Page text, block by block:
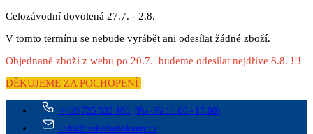
Celozávodní dovolená 27.7. - 2.8.
V tomto termínu se nebude vyrábět ani odesílat žádné zboží.
Objednané zboží z webu po 20.7. budeme odesílat nejdříve 8.8. !!!
DĚKUJEME ZA POCHOPENÍ
+420 725 535 406 (Po - Pá 11:00 - 17:00)
info@ceskedrahokamy.cz